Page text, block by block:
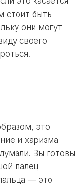
стоит быть
они могут
своего
это
и харизма
Вы готовы
палец
— это